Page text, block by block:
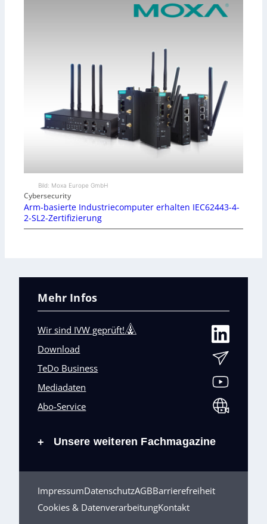
Bild: Moxa Europe GmbH
Cybersecurity
Arm-basierte Industriecomputer erhalten IEC62443-4-
2-SL2-Zertifizierung
Mehr Infos
Wir sind IVW geprüft!
Download
TeDo Business
Mediadaten
Abo-Service
+ Unsere weiteren Fachmagazine
ImpressumDatenschutzAGBBarrierefreiheit
Cookies & DatenverarbeitungKontakt